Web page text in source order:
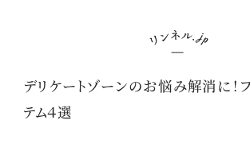
デリケートゾーンのお悩み解消に！
テム４選